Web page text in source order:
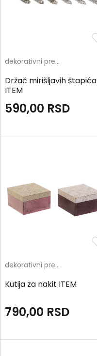
dekorativni predmeti
Držač mirišljavih štapića
ITEM
590,00 RSD
dekorativni predmeti
Kutija za nakit ITEM
790,00 RSD